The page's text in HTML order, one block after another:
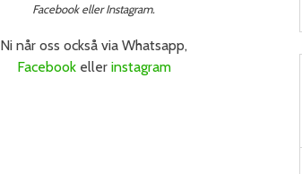
Facebook eller Instagram.
Ni når oss också via Whatsapp,
Facebookeller instagram